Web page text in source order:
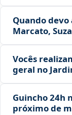
Quando
Marcato,
Vocês
geral no
Guincho 24h
próximo de